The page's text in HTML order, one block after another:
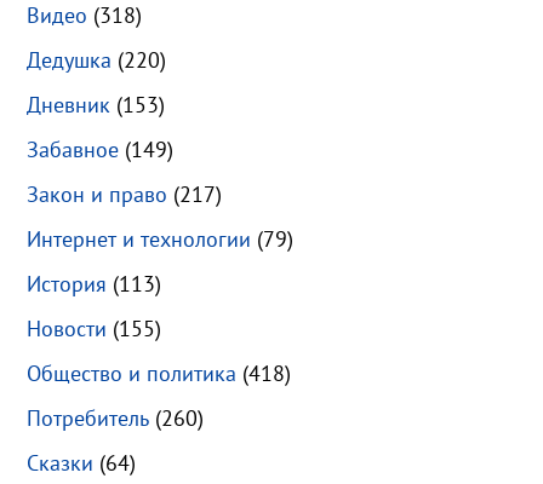
Видео (318)
Дедушка (220)
Дневник (153)
Забавное (149)
Закон и право (217)
Интернет и технологии (79)
История (113)
Новости (155)
Общество и политика (418)
Потребитель (260)
Сказки (64)